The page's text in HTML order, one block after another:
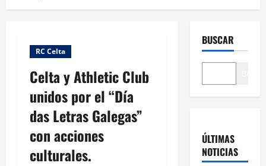
RC Celta
Celta y Athletic Club
unidos por el “Día
das Letras Galegas”
con acciones
culturales.
BUSCAR
ÚLTIMAS
NOTICIAS